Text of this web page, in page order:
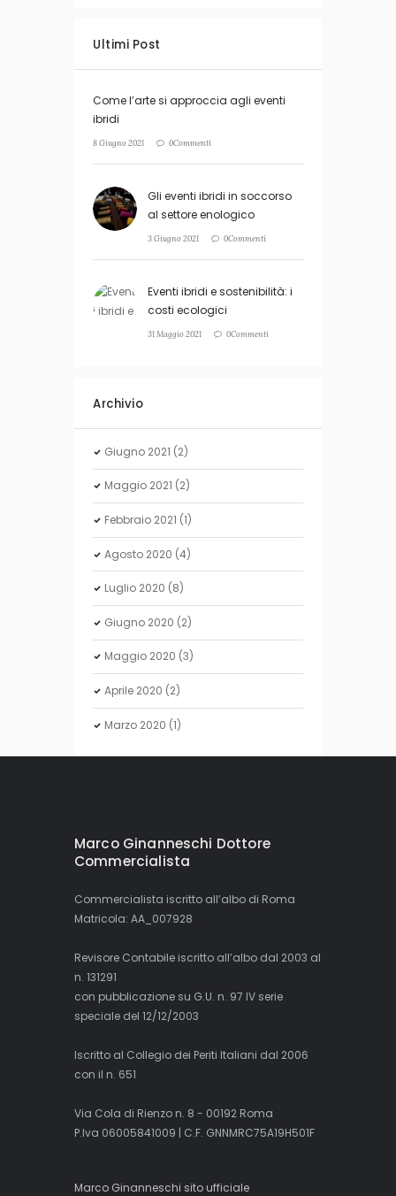
Ultimi Post
Come l’arte si approccia agli eventi
ibridi
8 Giugno 2021 0Commenti
Gli eventi ibridi in soccorso
al settore enologico
3 Giugno 2021 0Commenti
Eventi ibridi e sostenibilità: i
costi ecologici
31 Maggio 2021 0Commenti
Archivio
Giugno 2021 (2)
Maggio 2021 (2)
Febbraio 2021 (1)
Agosto 2020 (4)
Luglio 2020 (8)
Giugno 2020 (2)
Maggio 2020 (3)
Aprile 2020 (2)
Marzo 2020 (1)
Marco Ginanneschi Dottore
Commercialista
Commercialista iscritto all’albo di Roma
Matricola: AA_007928
Revisore Contabile iscritto all’albo dal 2003 al
n. 131291
con pubblicazione su G.U. n. 97 IV serie
speciale del 12/12/2003
Iscritto al Collegio dei Periti Italiani dal 2006
con il n. 651
Via Cola di Rienzo n. 8 - 00192 Roma
P.Iva 06005841009 | C.F. GNNMRC75A19H501F
Marco Ginanneschi sito ufficiale